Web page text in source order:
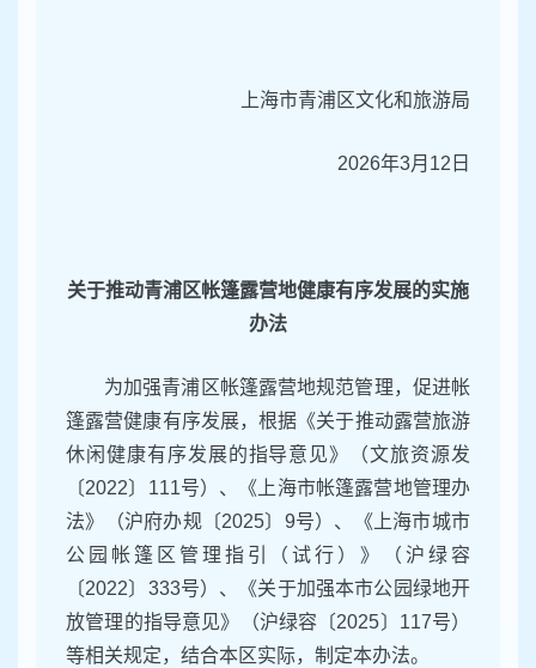
上海市青浦区文化和旅游局
2026年3月12日
关于推动青浦区帐篷露营地健康有序发展的实施
办法
为加强青浦区帐篷露营地规范管理，促进帐
篷露营健康有序发展，根据《关于推动露营旅游
休闲健康有序发展的指导意见》（文旅资源发
〔2022〕111号）、《上海市帐篷露营地管理办
法》（沪府办规〔2025〕9号）、《上海市城市
公园帐篷区管理指引（试行）》（沪绿容
〔2022〕333号）、《关于加强本市公园绿地开
放管理的指导意见》（沪绿容〔2025〕117号）
等相关规定，结合本区实际，制定本办法。